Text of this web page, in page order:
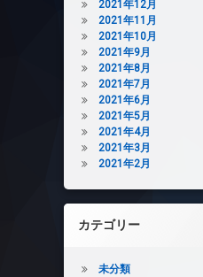
2021年12月
2021年11月
2021年10月
2021年9月
2021年8月
2021年7月
2021年6月
2021年5月
2021年4月
2021年3月
2021年2月
カテゴリー
未分類